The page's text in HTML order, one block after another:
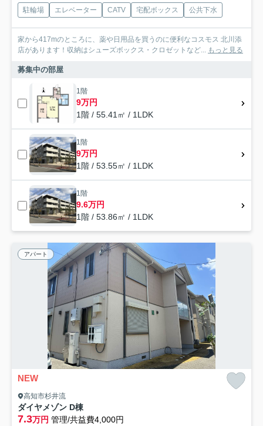
駐輪場 エレベーター CATV 宅配ボックス 公共下水
家から417mのところに、薬や日用品を買うのに便利なコスモス 北川添
店があります！収納はシューズボックス・クロゼットなど... もっと見る
募集中の部屋
1階
9万円
1階 / 55.41㎡ / 1LDK
1階
9万円
1階 / 53.55㎡ / 1LDK
1階
9.6万円
1階 / 53.86㎡ / 1LDK
アパート
NEW
高知市杉井流
ダイヤメゾン D棟
7.3万円 管理/共益費4,000円